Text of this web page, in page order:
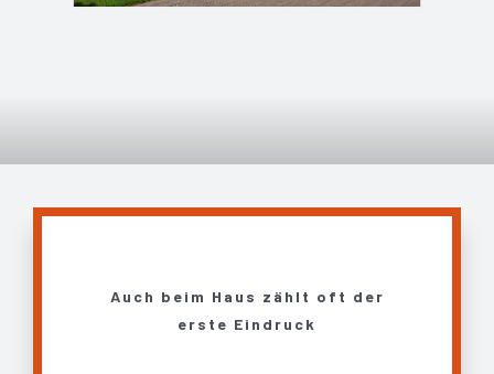
Auch beim Haus zählt oft der
erste Eindruck